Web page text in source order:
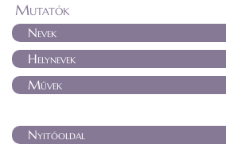
Mutatók
Nevek
Helynevek
Művek
Nyitóoldal